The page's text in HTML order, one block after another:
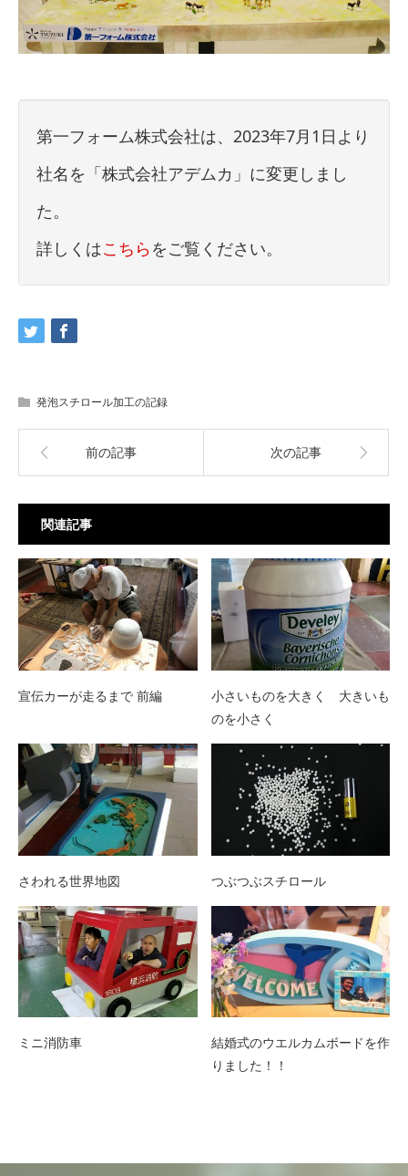
第一フォーム株式会社は、2023年7月1日より
社名を「株式会社アデムカ」に変更しまし
た。
詳しくはこちら をご覧ください。
発泡スチロール加工の記録
前の記事 次の記事
関連記事
宣伝カーが走るまで 前編
小さいものを大きく 大きいも
のを小さく
さわれる世界地図 つぶつぶスチロール
ミニ消防車
結婚式のウエルカムボードを作
りました！！